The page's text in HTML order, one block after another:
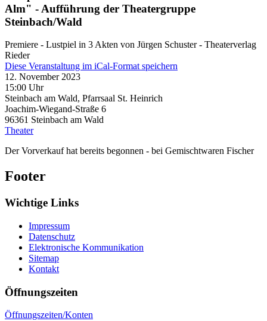
Alm" - Aufführung der Theatergruppe
Steinbach/Wald
Premiere - Lustpiel in 3 Akten von Jürgen Schuster - Theaterverlag
Rieder
Diese Veranstaltung im iCal-Format speichern
12. November 2023
15:00 Uhr
Steinbach am Wald, Pfarrsaal St. Heinrich
Joachim-Wiegand-Straße 6
96361 Steinbach am Wald
Theater
Der Vorverkauf hat bereits begonnen - bei Gemischtwaren Fischer
Footer
Wichtige Links
Impressum
Datenschutz
Elektronische Kommunikation
Sitemap
Kontakt
Öffnungszeiten
Öffnungszeiten/Konten